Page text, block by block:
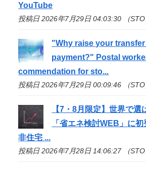
YouTube
投稿日 2026年7月29日 04:03:30 （STO
"Why raise your
payment?" Postal
commendation forsto...
投稿日 2026年7月29日 00:09:46 （STO
【7・8月限定】世界で選
「省エネ検討WEB」に
非住宅 ...
投稿日 2026年7月28日 14:06:27 （STO